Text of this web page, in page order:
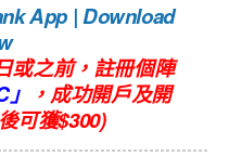
App | Download
或之前，註冊個陣
」 ，成功開戶及開
可獲$300)